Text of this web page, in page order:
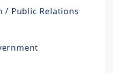
Public Relations